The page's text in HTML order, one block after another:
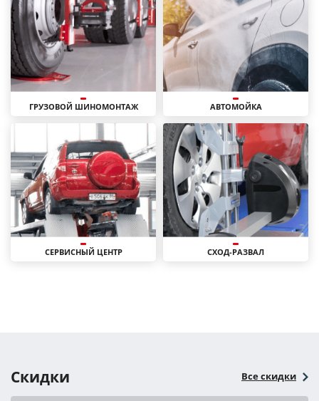
ГРУЗОВОЙ ШИНОМОНТАЖ АВТОМОЙКА
СЕРВИСНЫЙ ЦЕНТР СХОД-РАЗВАЛ
Скидки Все скидки